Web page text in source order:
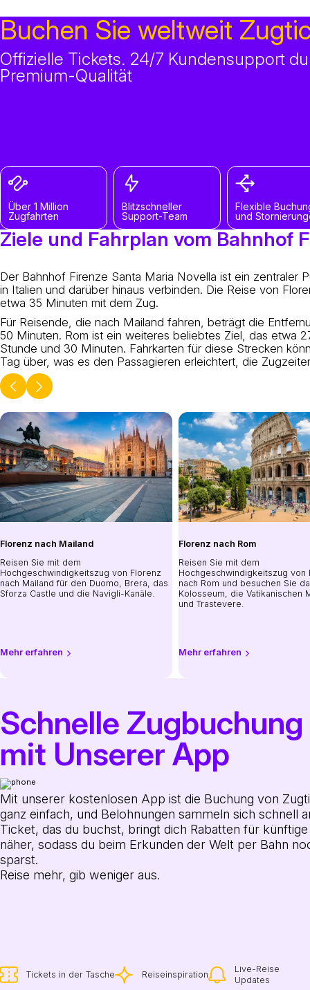
Buchen Sie weltweit
Offizielle Tickets. 24/7 Kundensupport
Premium-Qualität
Über 1 Million
Zugfahrten
Blitzschneller
Support-Team
Flexible
und
Ziele und Fahrplan vom Bahnhof
Der Bahnhof Firenze Santa Maria Novella ist ein zentraler
in Italien und darüber hinaus verbinden. Die Reise von
etwa 35 Minuten mit dem Zug.
Für Reisende, die nach Mailand fahren, beträgt die
50 Minuten. Rom ist ein weiteres beliebtes Ziel, das etwa
Stunde und 30 Minuten. Fahrkarten für diese Strecken
Tag über, was es den Passagieren erleichtert, die
Florenz nach Mailand
Reisen Sie mit dem
Hochgeschwindigkeitszug von Florenz
nach Mailand für den Duomo, Brera, das
Sforza Castle und die Navigli-Kanäle.
Mehr erfahren
Florenz nach Rom
Reisen Sie mit dem
Hochgeschwindigkeitszug von
nach Rom und besuchen Sie
Kolosseum, die Vatikanischen
und Trastevere.
Mehr erfahren
Schnelle Zugbuchung
mit Unserer App
Mit unserer kostenlosen App ist die Buchung von
ganz einfach, und Belohnungen sammeln sich schnell
Ticket, das du buchst, bringt dich Rabatten für künftige
näher, sodass du beim Erkunden der Welt per Bahn
sparst.
Reise mehr, gib weniger aus.
Tickets in der Tasche Reiseinspiration
Live-Reise
Updates